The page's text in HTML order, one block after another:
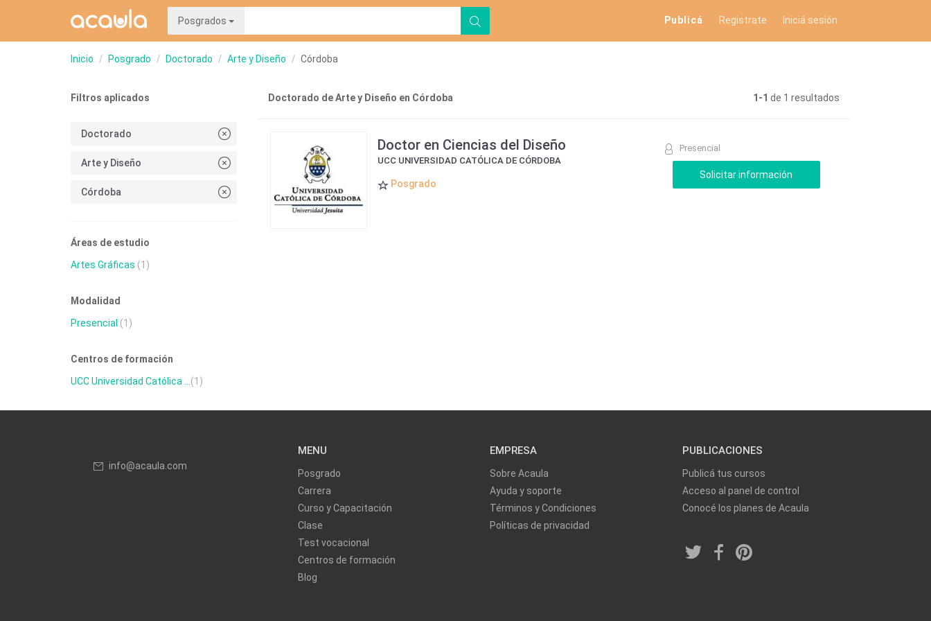
Posgrados Publicá Registrate Iniciá sesión
Inicio Posgrado Doctorado Arte y Diseño Córdoba
Filtros aplicados
Doctorado
Arte y Diseño
Córdoba
Áreas de estudio
Artes Gráficas (1)
Modalidad
Presencial (1)
Centros de formación
UCC Universidad Católica ... (1)
Doctorado de Arte y Diseño en Córdoba 1-1 de 1 resultados
Doctor en Ciencias del Diseño
UCC UNIVERSIDAD CATÓLICA DE CÓRDOBA
Posgrado
Presencial
info@acaula.com
MENU
Posgrado
Carrera
Curso y Capacitación
Clase
Test vocacional
Centros de formación
Blog
EMPRESA
Sobre Acaula
Ayuda y soporte
Términos y Condiciones
Políticas de privacidad
PUBLICACIONES
Publicá tus cursos
Acceso al panel de control
Conocé los planes de Acaula